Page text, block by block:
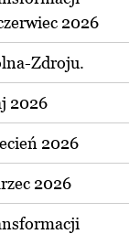
2026
Zdroju.
2026
2026
2026